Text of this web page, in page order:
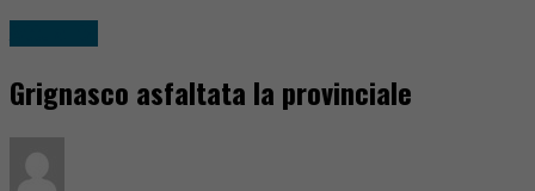
Grignasco asfaltata la provinciale